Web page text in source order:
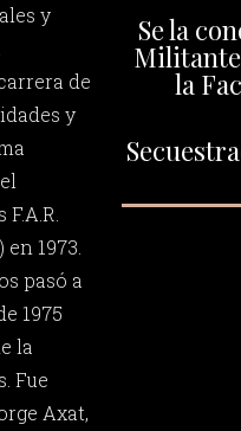
y
de
y
1973.
pasó a
1975
la
Fue
Axat,
Se la
la